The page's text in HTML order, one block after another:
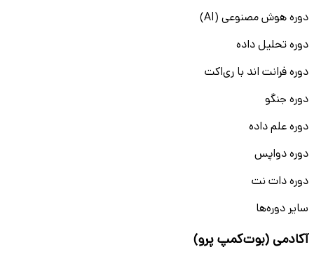
دوره هوش مصنوعی (AI)
دوره تحلیل داده
دوره فرانت اند با ری‌اکت
دوره جنگو
دوره علم داده
دوره دواپس
دوره دات نت
سایر دوره‌ها
آکادمی (بوت‌کمپ پرو)